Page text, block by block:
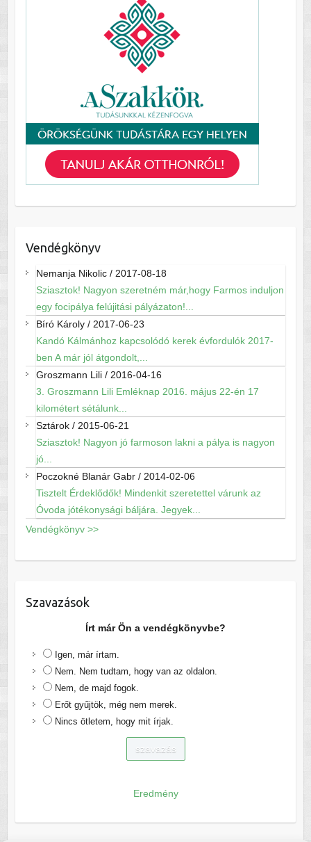
Vendégkönyv
Nemanja Nikolic/ 2017-08-18
Sziasztok! Nagyon szeretném már,hogy Farmos induljon
egy focipálya felújitási pályázaton!...
Bíró Károly/ 2017-06-23
Kandó Kálmánhoz kapcsolódó kerek évfordulók 2017-
ben A már jól átgondolt,...
Groszmann Lili/ 2016-04-16
3. Groszmann Lili Emléknap 2016. május 22-én 17
kilométert sétálunk...
Sztárok/ 2015-06-21
Sziasztok! Nagyon jó farmoson lakni a pálya is nagyon
jó...
Poczokné Blanár Gabr/ 2014-02-06
Tisztelt Érdeklődők! Mindenkit szeretettel várunk az
Óvoda jótékonysági báljára. Jegyek...
Vendégkönyv >>
Szavazások
Írt már Ön a vendégkönyvbe?
Igen, már írtam.
Nem. Nem tudtam, hogy van az oldalon.
Nem, de majd fogok.
Erőt gyűjtök, még nem merek.
Nincs ötletem, hogy mit írjak.
Eredmény